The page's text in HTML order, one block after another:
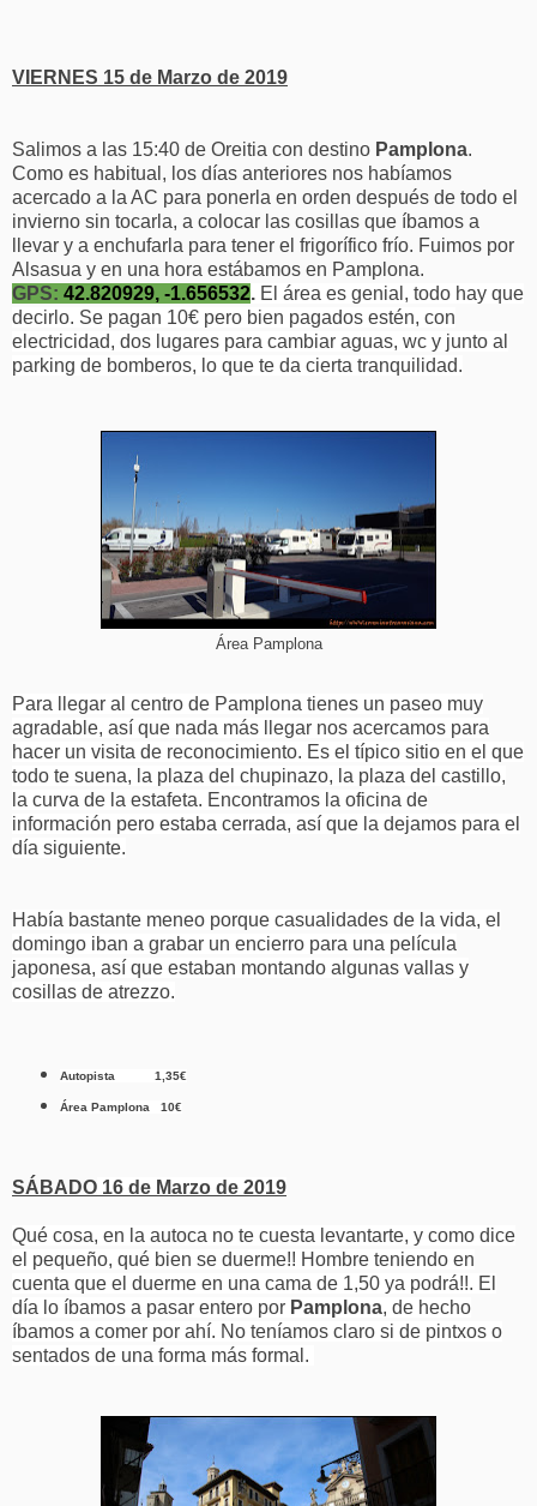
VIERNES 15 de Marzo de 2019
Salimos a las 15:40 de Oreitia con destino Pamplona.
Como es habitual, los días anteriores nos habíamos
acercado a la AC para ponerla en orden después de todo el
invierno sin tocarla, a colocar las cosillas que íbamos a
llevar y a enchufarla para tener el frigorífico frío. Fuimos por
Alsasua y en una hora estábamos en Pamplona.
GPS: 42.820929, -1.656532. El área es genial, todo hay que
decirlo. Se pagan 10€ pero bien pagados estén, con
electricidad, dos lugares para cambiar aguas, wc y junto al
parking de bomberos, lo que te da cierta tranquilidad.
Área Pamplona
Para llegar al centro de Pamplona tienes un paseo muy
agradable, así que nada más llegar nos acercamos para
hacer un visita de reconocimiento. Es el típico sitio en el que
todo te suena, la plaza del chupinazo, la plaza del castillo,
la curva de la estafeta. Encontramos la oficina de
información pero estaba cerrada, así que la dejamos para el
día siguiente.
Había bastante meneo porque casualidades de la vida, el
domingo iban a grabar un encierro para una película
japonesa, así que estaban montando algunas vallas y
cosillas de atrezzo.
Autopista 1,35€
Área Pamplona 10€
SÁBADO 16 de Marzo de 2019
Qué cosa, en la autoca no te cuesta levantarte, y como dice
el pequeño, qué bien se duerme!! Hombre teniendo en
cuenta que el duerme en una cama de 1,50 ya podrá!!. El
día lo íbamos a pasar entero por Pamplona, de hecho
íbamos a comer por ahí. No teníamos claro si de pintxos o
sentados de una forma más formal.